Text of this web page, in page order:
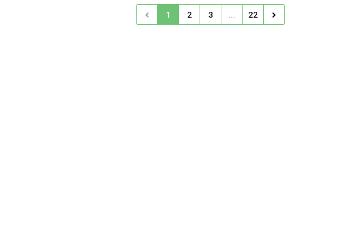
1 2 3 ... 22